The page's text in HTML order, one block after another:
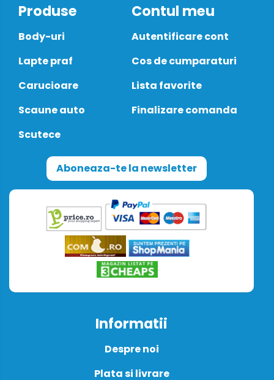
Produse
Body-uri
Lapte praf
Carucioare
Scaune auto
Scutece
Contul meu
Autentificare cont
Cos de cumparaturi
Lista favorite
Finalizare comanda
Aboneaza-te la newsletter
Informatii
Despre noi
Plata si livrare